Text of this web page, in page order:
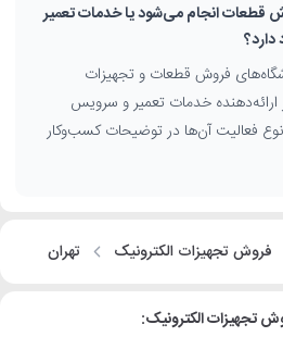
خود کسب‌وکار فراهم می‌شود. با مقایسه
قیمت‌ها، گارانتی، تنوع کالا و خدمات
و در نهایت انتخاب دقیق‌تری برای
باشید.
قطعات انجام می‌شود یا خدمات تعمیر
فروش قطعات و تجهیزات
ارائه‌دهنده خدمات تعمیر و سرویس
فعالیت آن‌ها در توضیحات کسب‌وکار
فروش تجهیزات الکترونیک تهران
تجهیزات الکترونیک: